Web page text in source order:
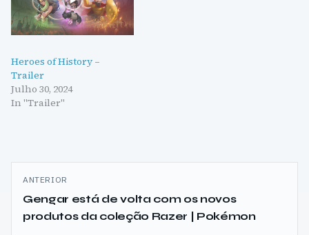
Heroes of History –
Trailer
Julho 30, 2024
In "Trailer"
Navegação
de
artigos
ANTERIOR
Gengar está de volta com os novos
produtos da coleção Razer | Pokémon